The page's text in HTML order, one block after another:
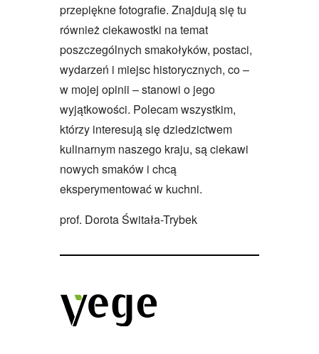
przepiękne fotografie. Znajdują się tu
również ciekawostki na temat
poszczególnych smakołyków, postaci,
wydarzeń i miejsc historycznych, co –
w mojej opinii – stanowi o jego
wyjątkowości. Polecam wszystkim,
którzy interesują się dziedzictwem
kulinarnym naszego kraju, są ciekawi
nowych smaków i chcą
eksperymentować w kuchni.
prof. Dorota Świtała-Trybek